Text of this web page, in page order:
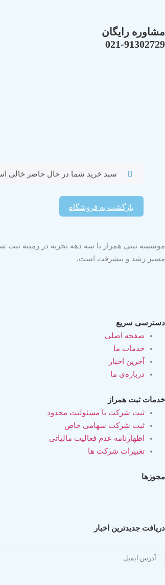
مشاوره رایگان
021-91302729
سبد خرید شما در حال حاضر خالی
بازگشت به فروشگاه
موسسه ثبتی همراز با سه دهه تجربه در زمینه ثبت
مسیر رشد و پیشرفت است.
دسترسی سریع
صفحه اصلی
خدمات ما
آخرین اخبار
درباره‌ی ما
خدمات ثبت همراز
ثبت شرکت با مسئولیت محدود
ثبت شرکت سهامی خاص
اظهارنامه عدم فعالیت مالیاتی
تغییرات شرکت ها
مجوزها
دریافت جدیدترین اخبار